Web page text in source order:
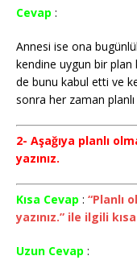
Cevap :
Annesi ise ona
kendine uygun bir
de bunu kabul etti ve
sonra her zaman
2- Aşağıya planlı
yazınız.
Kısa Cevap : “Planlı
yazınız.” ile ilgili
Uzun Cevap :